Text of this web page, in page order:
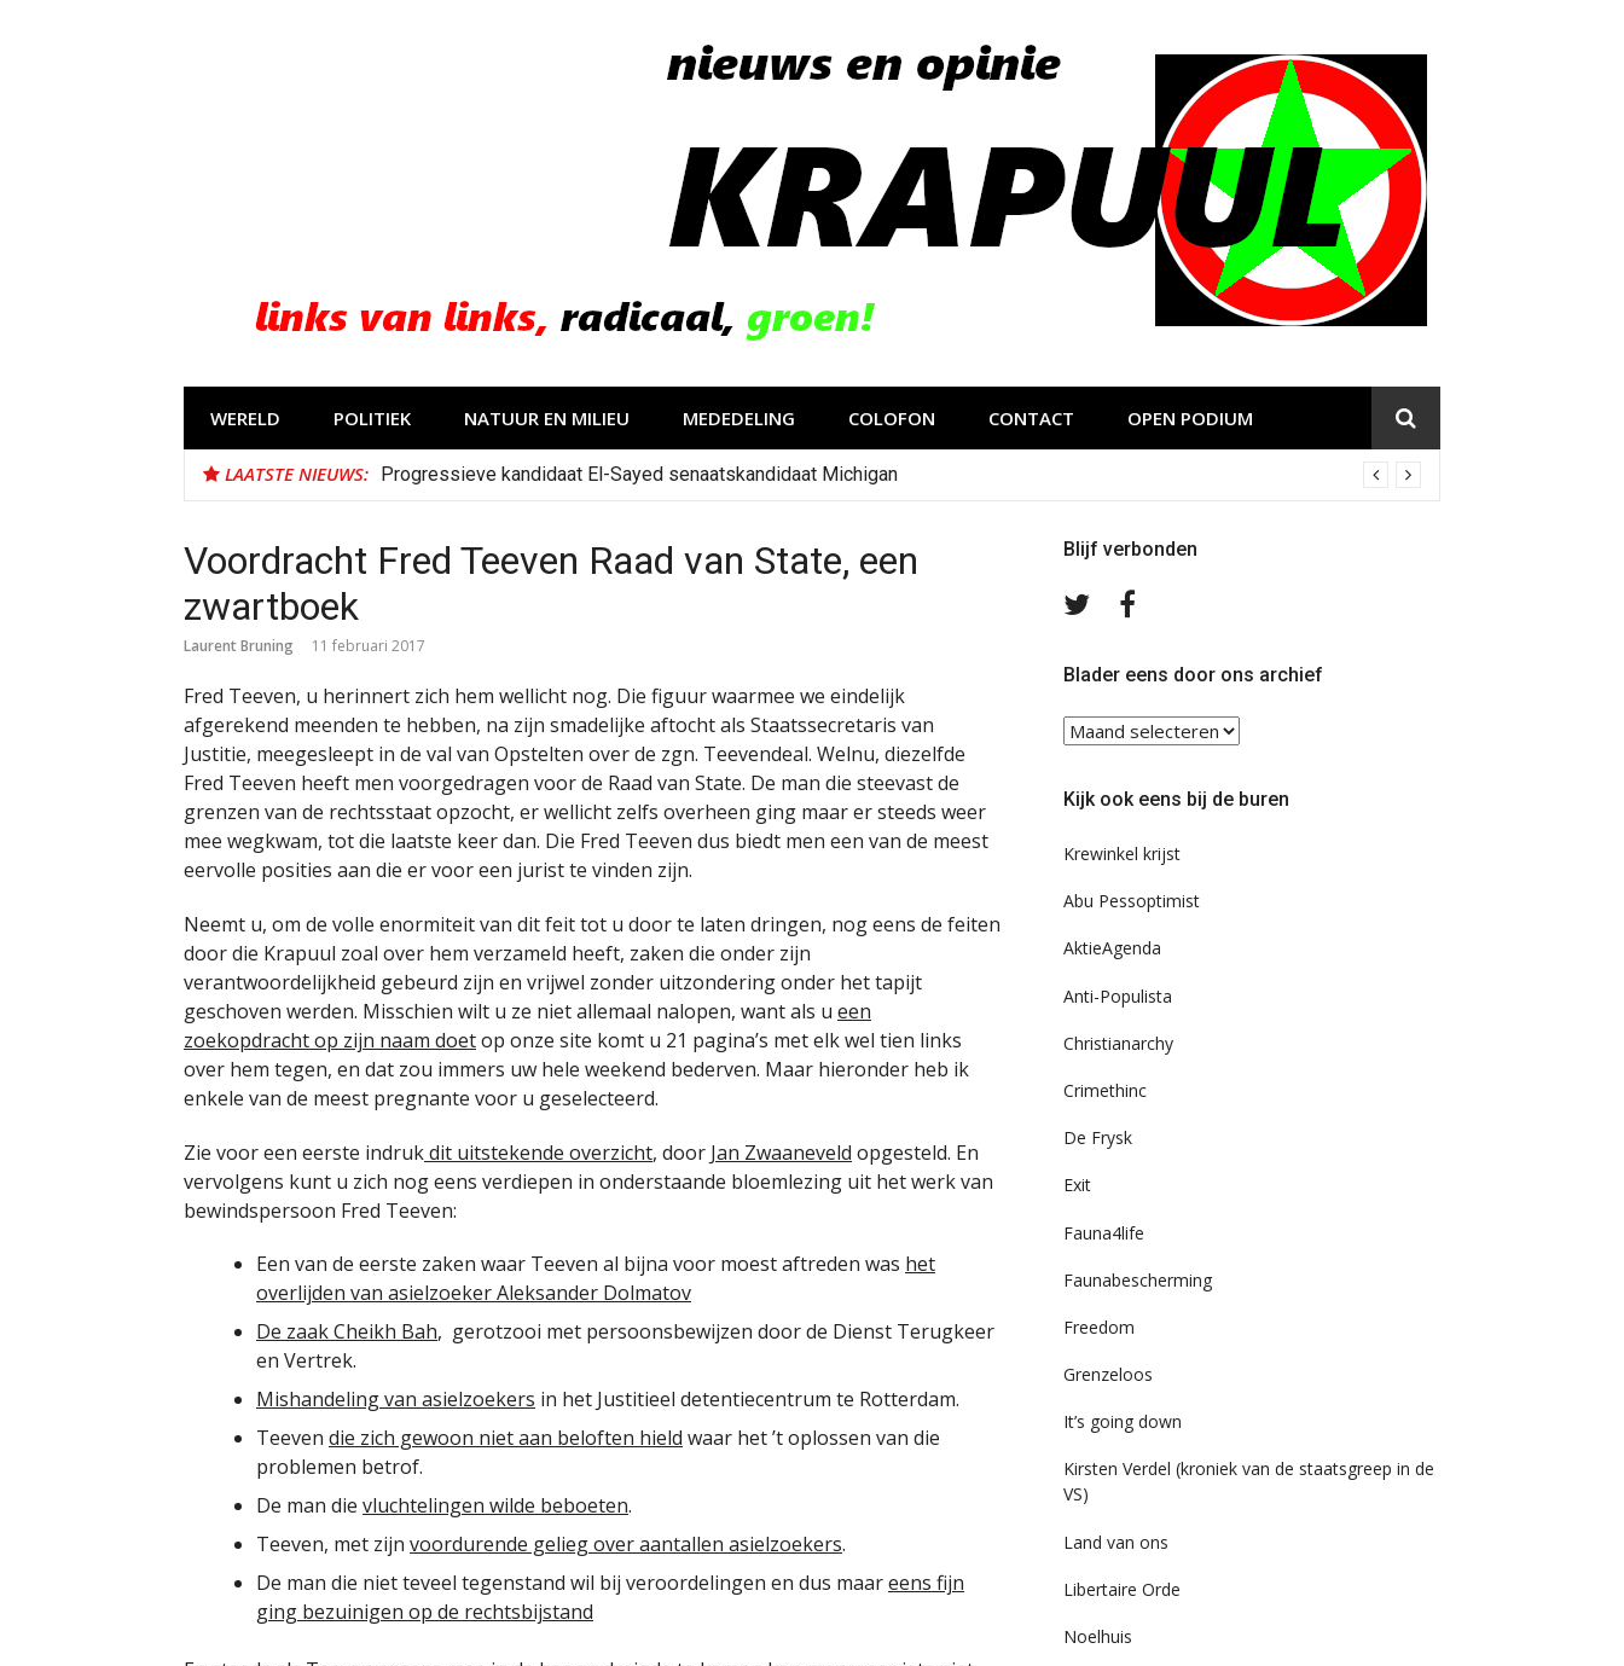
WERELD POLITIEK NATUUR EN MILIEU MEDEDELING COLOFON CONTACT OPEN PODIUM
LAATSTE NIEUWS: Progressieve kandidaat El-Sayed senaatskandidaat Michigan
Voordracht Fred Teeven Raad van State, een
zwartboek
Laurent Bruning 11 februari 2017
Fred Teeven, u herinnert zich hem wellicht nog. Die figuur waarmee we eindelijk
afgerekend meenden te hebben, na zijn smadelijke aftocht als Staatssecretaris van
Justitie, meegesleept in de val van Opstelten over de zgn. Teevendeal. Welnu, diezelfde
Fred Teeven heeft men voorgedragen voor de Raad van State. De man die steevast de
grenzen van de rechtsstaat opzocht, er wellicht zelfs overheen ging maar er steeds weer
mee wegkwam, tot die laatste keer dan. Die Fred Teeven dus biedt men een van de meest
eervolle posities aan die er voor een jurist te vinden zijn.
Neemt u, om de volle enormiteit van dit feit tot u door te laten dringen, nog eens de feiten
door die Krapuul zoal over hem verzameld heeft, zaken die onder zijn
verantwoordelijkheid gebeurd zijn en vrijwel zonder uitzondering onder het tapijt
geschoven werden. Misschien wilt u ze niet allemaal nalopen, want als u een
zoekopdracht op zijn naam doetop onze site komt u 21 pagina’s met elk wel tien links
over hem tegen, en dat zou immers uw hele weekend bederven. Maar hieronder heb ik
enkele van de meest pregnante voor u geselecteerd.
Zie voor een eerste indrukdit uitstekende overzicht, door Jan Zwaaneveld opgesteld. En
vervolgens kunt u zich nog eens verdiepen in onderstaande bloemlezing uit het werk van
bewindspersoon Fred Teeven:
Een van de eerste zaken waar Teeven al bijna voor moest aftreden was het
overlijden van asielzoeker Aleksander Dolmatov
De zaak Cheikh Bah, gerotzooi met persoonsbewijzen door de Dienst Terugkeer
en Vertrek.
Mishandeling van asielzoekers in het Justitieel detentiecentrum te Rotterdam.
Teeven die zich gewoon niet aan beloften hield waar het ’t oplossen van die
problemen betrof.
De man die vluchtelingen wilde beboeten.
Teeven, met zijn voordurende gelieg over aantallen asielzoekers.
De man die niet teveel tegenstand wil bij veroordelingen en dus maareens fijn
ging bezuinigen op de rechtsbijstand
Blijf verbonden
Volg
TwitterFacebook
Blader eens door ons archief
Blader
eens
ons
Kijk ook eens bij de buren
Krewinkel krijst
Abu Pessoptimist
AktieAgenda
Anti-Populista
Christianarchy
Crimethinc
De Frysk
Exit
Fauna4life
Faunabescherming
Freedom
Grenzeloos
It’s going down
Kirsten Verdel (kroniek van de staatsgreep in de
VS)
Land van ons
Libertaire Orde
Noelhuis